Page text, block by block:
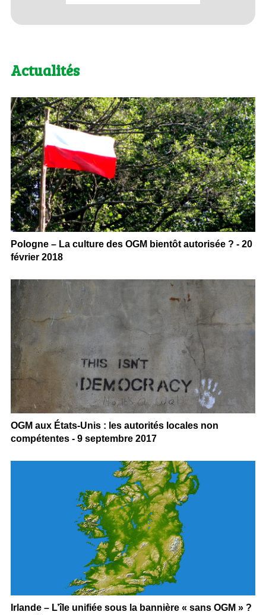
Actualités
Pologne – La culture des OGM bientôt autorisée ? - 20
février 2018
OGM aux États-Unis : les autorités locales non
compétentes - 9 septembre 2017
Irlande – L’île unifiée sous la bannière « sans OGM » ?